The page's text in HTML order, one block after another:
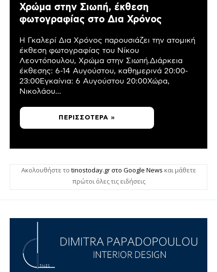
Χρώμα στην Σιωπή, έκθεση
φωτογραφίας στο Δια Χρόνος
Η Γκαλερί Δια Χρόνος παρουσιάζει την ατομική
έκθεση φωτογραφίας του Νίκου
Λεοντόπουλου, Χρώμα στην Σιωπή.Διάρκεια
έκθεσης: 6-14 Αυγούστου, καθημερινά 20:00-
23:00Εγκαίνια: 6 Αυγούστου 20:00Χώρα,
Νικολάου...
ΠΕΡΙΣΣΌΤΕΡΑ »
Ακολουθήστε το tinostoday.gr στο Google News και μάθετε
πρώτοι όλες τις ειδήσεις